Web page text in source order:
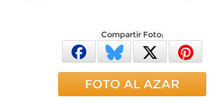
Compartir Foto:
FOTO AL AZAR